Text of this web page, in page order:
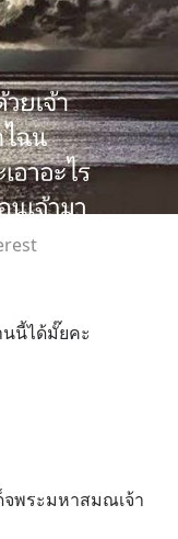
นี้ได้มั๊ยคะ
พระมหาสมณเจ้า